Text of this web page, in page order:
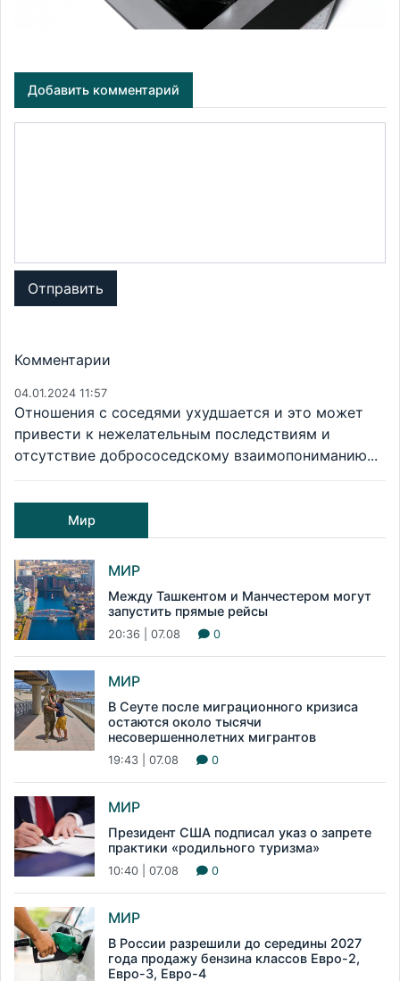
Добавить комментарий
Отправить
Комментарии
04.01.2024 11:57
Отношения с соседями ухудшается и это может
привести к нежелательным последствиям и
отсутствие добрососедскому взаимопониманию...
Мир
МИР
Между Ташкентом и Манчестером могут
запустить прямые рейсы
20:36 | 07.08 0
МИР
В Сеуте после миграционного кризиса
остаются около тысячи
несовершеннолетних мигрантов
19:43 | 07.08 0
МИР
Президент США подписал указ о запрете
практики «родильного туризма»
10:40 | 07.08 0
МИР
В России разрешили до середины 2027
года продажу бензина классов Евро-2,
Евро-3, Евро-4